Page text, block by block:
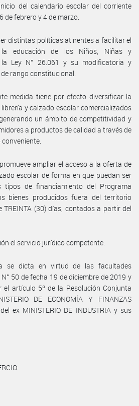
del calendario escolar del corriente
de febrero y 4 de marzo.
distintas políticas atinentes a facilitar el
educación de los Niños, Niñas y
la Ley N° 26.061 y su modificatoria y
rango constitucional.
medida tiene por efecto diversificar la
y calzado escolar comercializados
un ámbito de competitividad y
a productos de calidad a través de
ampliar el acceso a la oferta de
escolar de forma en que puedan ser
tipos de financiamiento del Programa
bienes producidos fuera del territorio
(30) días, contados a partir del
el servicio jurídico competente.
se dicta en virtud de las facultades
50 de fecha 19 de diciembre de 2019 y
artículo 5º de la Resolución Conjunta
DE ECONOMÍA Y FINANZAS
ex MINISTERIO DE INDUSTRIA y sus